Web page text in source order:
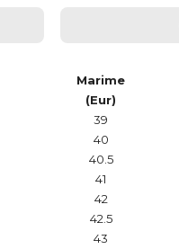
Marime
(Eur)
39
40
40.5
41
42
42.5
43